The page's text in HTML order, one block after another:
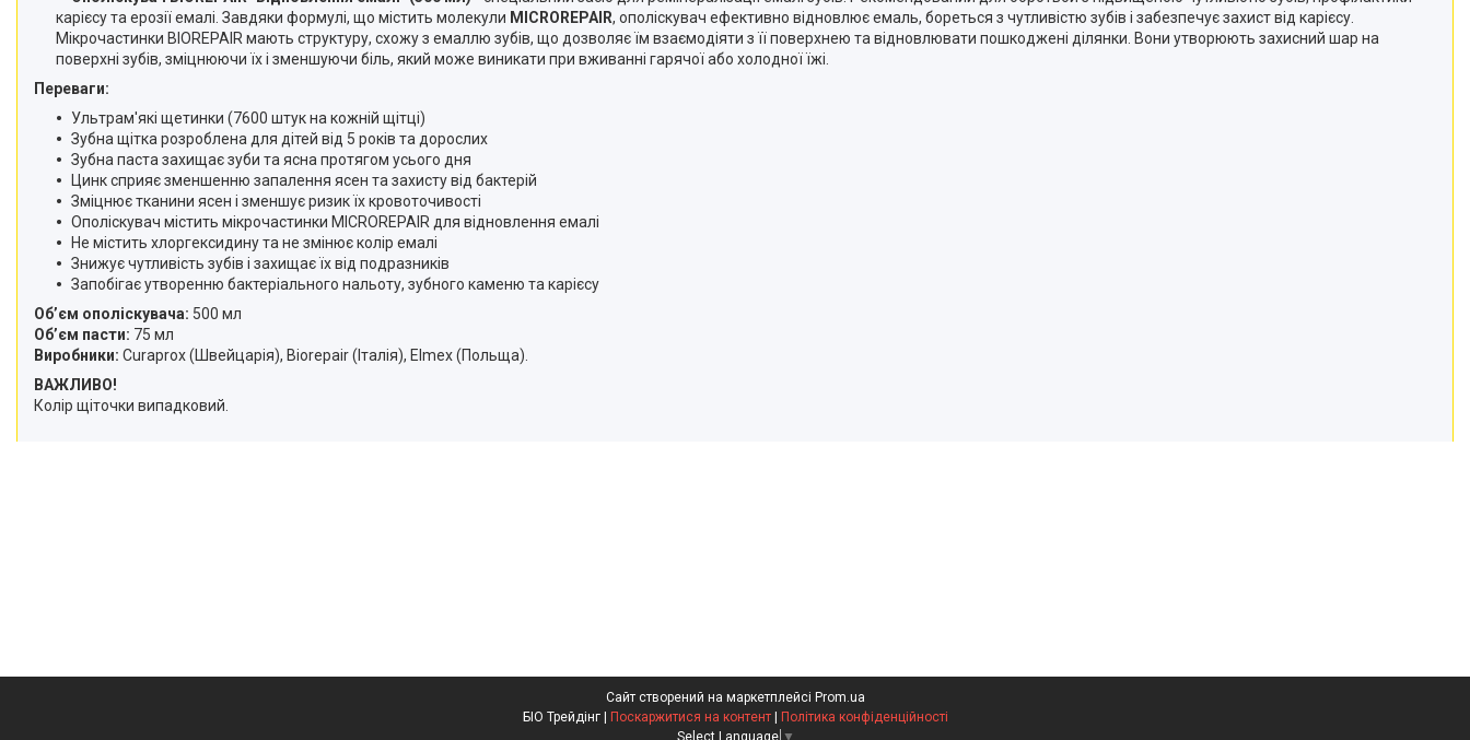
карієсу та ерозії емалі. Завдяки формулі, що містить молекули MICROREPAIR, ополіскувач ефективно відновлює емаль, бореться з чутливістю зубів і забезпечує захист від карієсу.
Мікрочастинки BIOREPAIR мають структуру, схожу з емаллю зубів, що дозволяє їм взаємодіяти з її поверхнею та відновлювати пошкоджені ділянки. Вони утворюють захисний шар на
поверхні зубів, зміцнюючи їх і зменшуючи біль, який може виникати при вживанні гарячої або холодної їжі.
Переваги:
Ультрам'які щетинки (7600 штук на кожній щітці)
Зубна щітка розроблена для дітей від 5 років та дорослих
Зубна паста захищає зуби та ясна протягом усього дня
Цинк сприяє зменшенню запалення ясен та захисту від бактерій
Зміцнює тканини ясен і зменшує ризик їх кровоточивості
Ополіскувач містить мікрочастинки MICROREPAIR для відновлення емалі
Не містить хлоргексидину та не змінює колір емалі
Знижує чутливість зубів і захищає їх від подразників
Запобігає утворенню бактеріального нальоту, зубного каменю та карієсу
Обʼєм ополіскувача: 500 мл
Обʼєм пасти: 75 мл
Виробники: Curaprox (Швейцарія), Biorepair (Італія), Elmex (Польща).
ВАЖЛИВО!
Колір щіточки випадковий.
Сайт створений на маркетплейсі Prom.ua
БІО Трейдінг | Поскаржитися на контент | Політика конфіденційності